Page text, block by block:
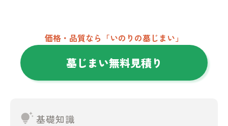
価格・品質なら「いのりの墓じまい」
墓じまい無料見積り
tips_and_updates基礎知識